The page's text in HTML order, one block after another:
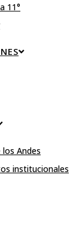
11°
Andes
institucionales